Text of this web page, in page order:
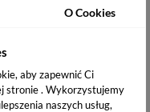
Cena
14,90 złO Cookies
aby zapewnić Ci
stronie . Wykorzystujemy
naszych usług,